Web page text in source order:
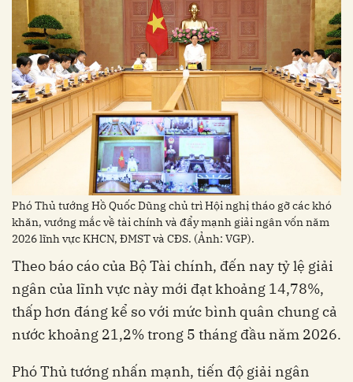
Phó Thủ tướng Hồ Quốc Dũng chủ trì Hội nghị tháo gỡ các khó
khăn, vướng mắc về tài chính và đẩy mạnh giải ngân vốn năm
2026 lĩnh vực KHCN, ĐMST và CĐS. (Ảnh: VGP).
Theo báo cáo của Bộ Tài chính, đến nay tỷ lệ giải
ngân của lĩnh vực này mới đạt khoảng 14,78%,
thấp hơn đáng kể so với mức bình quân chung cả
nước khoảng 21,2% trong 5 tháng đầu năm 2026.
Phó Thủ tướng nhấn mạnh, tiến độ giải ngân